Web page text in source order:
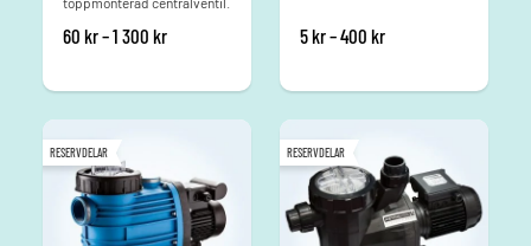
60 kr–1 300 krPrisintervall: 60 kr till 1 300 kr
5kr–400 krPrisintervall: 5 kr till
RESERVDELAR RESERVDELAR